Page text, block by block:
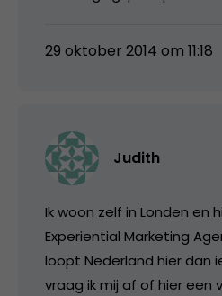
29 oktober 2014 om 11:18
Judith
Ik woon zelf in Londen en
Experiential Marketing
loopt Nederland hier dan
vraag ik mij af of hier een